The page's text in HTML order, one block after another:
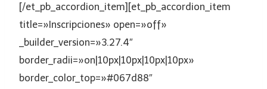
[/et_pb_accordion_item][et_pb_accordion_item
title=»Inscripciones» open=»off»
_builder_version=»3.27.4″
border_radii=»on|10px|10px|10px|10px»
border_color_top=»#067d88″